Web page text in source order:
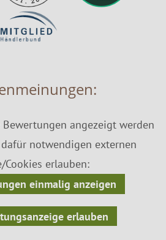
angezeigt werden
notwendigen externen
Cookies erlauben:
einmalig anzeigen
erlauben